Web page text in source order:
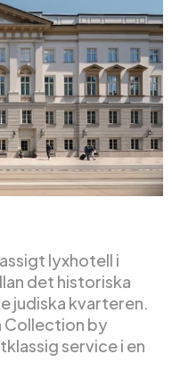
lyxhotell i
det historiska
judiska kvarteren.
by
service i en